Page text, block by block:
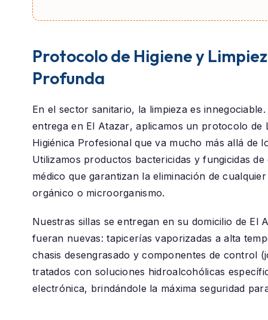
Protocolo de Higiene y
Profunda
En el sector sanitario, la limpieza es
entrega en El Atazar, aplicamos un protocolo de
Higiénica Profesional que va mucho más allá de
Utilizamos productos bactericidas y fungicidas
médico que garantizan la eliminación de
orgánico o microorganismo.
Nuestras sillas se entregan en su domicilio de El
fueran nuevas: tapicerías vaporizadas a alta
chasis desengrasado y componentes de control
tratados con soluciones hidroalcohólicas
electrónica, brindándole la máxima seguridad